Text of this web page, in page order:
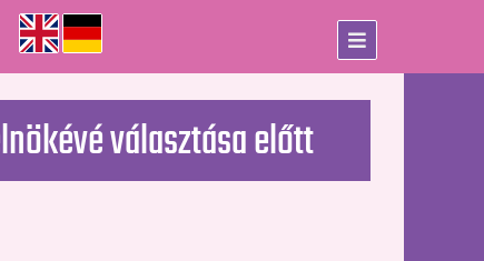
választása előtt